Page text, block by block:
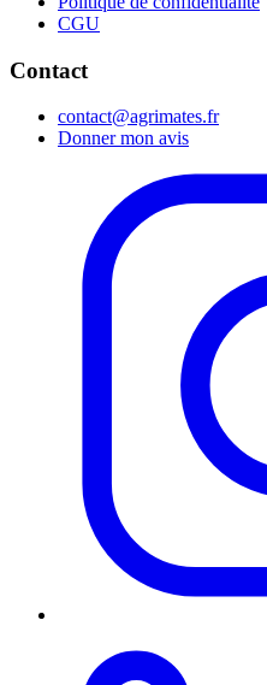
CGU
Contact
contact@agrimates.fr
Donner mon avis